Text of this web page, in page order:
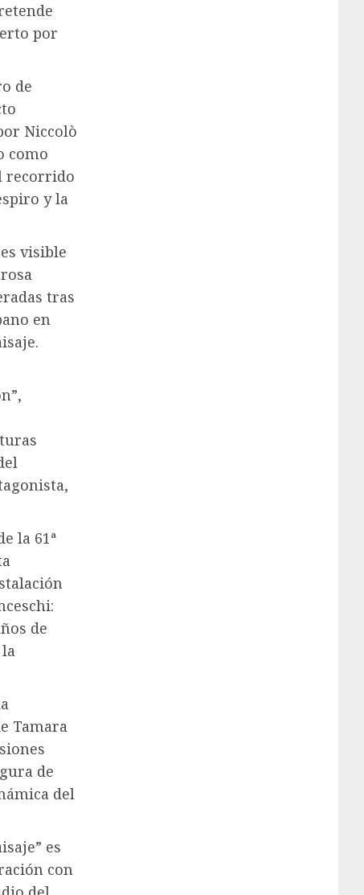
por
de
Niccolò
como
recorrido
y la
visible
tras
en
la 61ª
de
Tamara
de
del
es
con